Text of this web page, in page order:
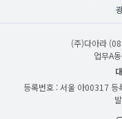
(주)다아라
업무A
등록번호 : 서울 아00317 등